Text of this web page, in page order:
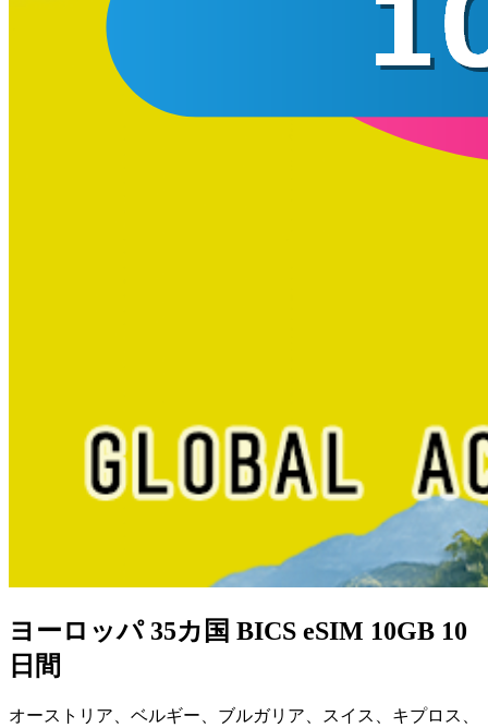
ヨーロッパ 35カ国 BICS eSIM 10GB 10
日間
オーストリア、ベルギー、ブルガリア、スイス、キプロス、